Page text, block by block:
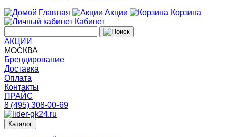
Главная
Акции
Корзина
Кабинет
АКЦИИ
МОСКВА
Брендирование
Доставка
Оплата
Контакты
ПРАЙС
8 (495) 308-00-69
Каталог